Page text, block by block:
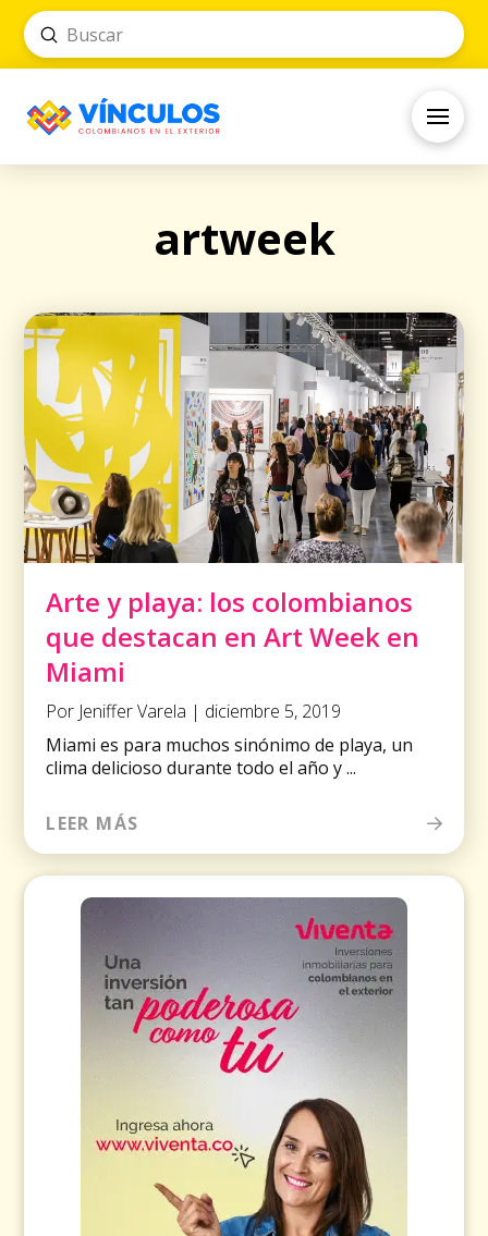
Search
Submit
artweek
Arte y playa: los colombianos
que destacan en Art Week en
Miami
Por Jeniffer Varela | diciembre 5, 2019
Miami es para muchos sinónimo de playa, un
clima delicioso durante todo el año y ...
LEER MÁS